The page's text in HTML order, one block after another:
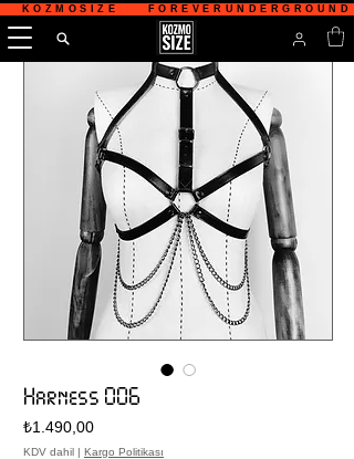
KOZMOSIZE    FOREVERUNDERGROUND
Harness 006
₺1.490,00Fiyat
KDV dahil | Kargo Politikası